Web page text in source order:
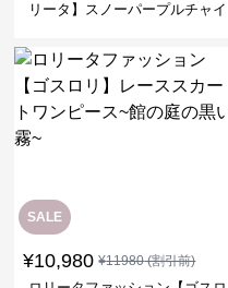
リータ】スノーパープルチャイ
SALE
¥10,980 ¥11980(割引前)